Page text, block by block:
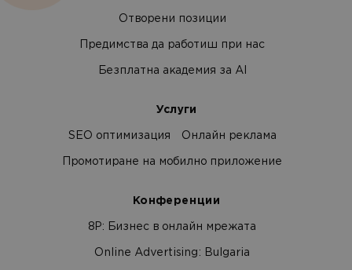
Отворени позиции
Предимства да работиш при нас
Безплатна академия за AI
Услуги
SEO оптимизация Онлайн реклама
Промотиране на мобилно приложение
Конференции
8Р: Бизнес в онлайн мрежата
Online Advertising: Bulgaria